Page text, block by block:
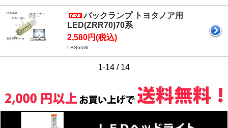
バックランプ トヨタノア用
LED(ZRR70)70系
2,580円(税込)
LBS66W
1-14 / 14